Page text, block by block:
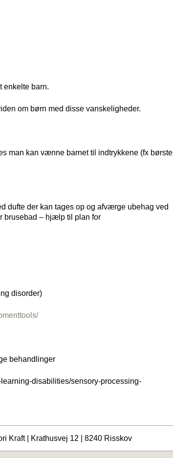
enkelte barn.
om børn med disse vanskeligheder.
man kan vænne barnet til indtrykkene (fx børste
dufte der kan tages op og afværge ubehag ved
brusebad – hjælp til plan for
disorder)
behandlinger
disabilities/sensory-processing-
Kraft | Krathusvej 12 | 8240 Risskov